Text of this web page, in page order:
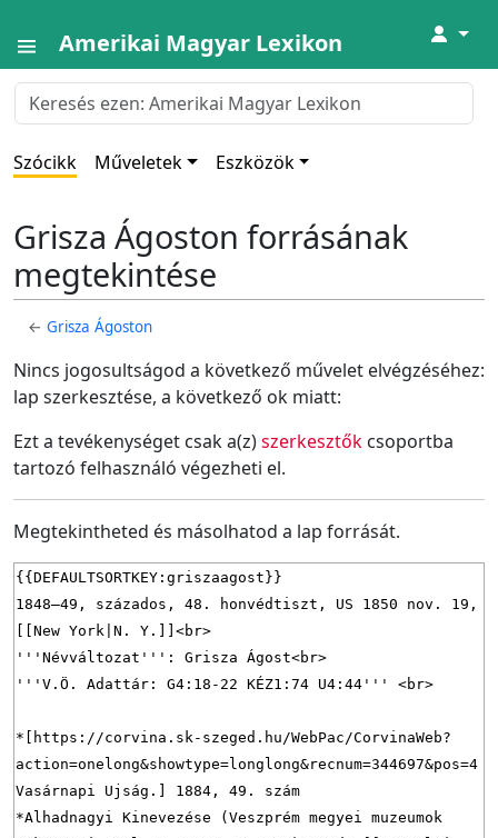
Amerikai Magyar Lexikon ↓
Szócikk Műveletek Eszközök
Grisza Ágoston forrásának
megtekintése
←Grisza Ágoston
Nincs jogosultságod a következő művelet elvégzéséhez:
lap szerkesztése, a következő ok miatt:
Ezt a tevékenységet csak a(z)szerkesztők csoportba
tartozó felhasználó végezheti el.
Megtekintheted és másolhatod a lap forrását.